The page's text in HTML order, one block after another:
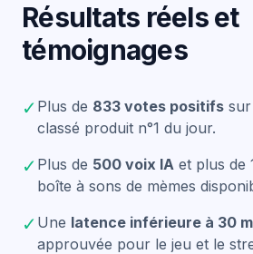
Résultats réels et
témoignages
✓ Plus de 833 votes positifs
classé produit n°1 du jour.
✓ Plus de 500 voix IA et plus de
boîte à sons de mèmes
✓ Une latence inférieure à 30
approuvée pour le jeu et le